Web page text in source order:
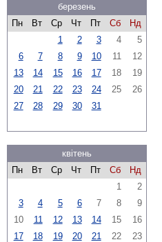
березень
Пн
Вт Ср Чт Пт Сб
Нд
1
2 3 4
5
6
7 8 9 10 11
12
13
14 15 16 17 18
19
20
21 22 23 24 25
26
27
28 29 30 31
квітень
Пн
Вт Ср Чт Пт Сб
Нд
1
2
3
4 5 6 7 8
9
10
11 12 13 14 15
16
17
18 19 20 21 22
23